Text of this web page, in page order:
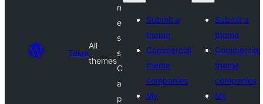
Теми
All
themes
n
e
s
s
C
a
p
Submit a
theme
Commercial
theme
companies
My
Submit a
theme
Commercial
theme
companies
My